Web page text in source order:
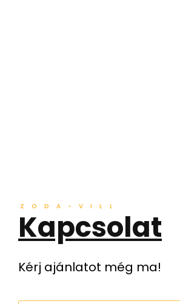
ZODA-VILL
Kapcsolat
Kérj ajánlatot még ma!